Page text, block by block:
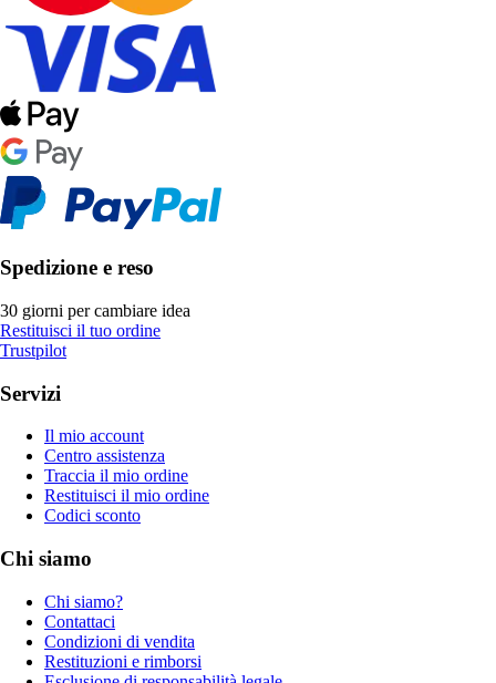
Spedizione e reso
30 giorni per cambiare idea
Restituisci il tuo ordine
Trustpilot
Servizi
Il mio account
Centro assistenza
Traccia il mio ordine
Restituisci il mio ordine
Codici sconto
Chi siamo
Chi siamo?
Contattaci
Condizioni di vendita
Restituzioni e rimborsi